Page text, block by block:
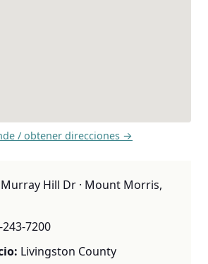
/ obtener direcciones →
Hill Dr · Mount Morris,
243-7200
Livingston County